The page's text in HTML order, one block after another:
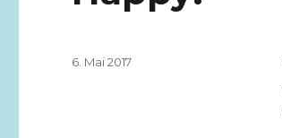
Veröffentlicht
6. Mai 2017